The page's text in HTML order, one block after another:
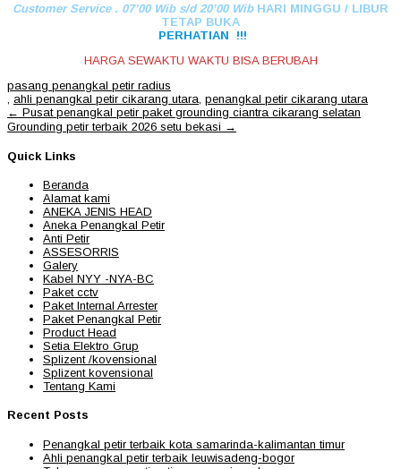
Customer Service . 07’00 Wib s/d 20’00 WibHARI MINGGU / LIBUR
TETAP BUKA
PERHATIAN !!!
HARGA SEWAKTU WAKTU BISA BERUBAH
pasang penangkal petir radius
ahli penangkal petir cikarang utara penangkal petir cikarang utara
Post
navigation
← Pusat penangkal petir paket grounding ciantra cikarang selatan
Grounding petir terbaik 2026 setu bekasi →
Quick Links
Beranda
Alamat kami
ANEKA JENIS HEAD
Aneka Penangkal Petir
Anti Petir
ASSESORRIS
Galery
Kabel NYY -NYA-BC
Paket cctv
Paket Internal Arrester
Paket Penangkal Petir
Product Head
Setia Elektro Grup
Splizent /kovensional
Splizent kovensional
Tentang Kami
Recent Posts
Penangkal petir terbaik kota samarinda-kalimantan timur
Ahli penangkal petir terbaik leuwisadeng-bogor